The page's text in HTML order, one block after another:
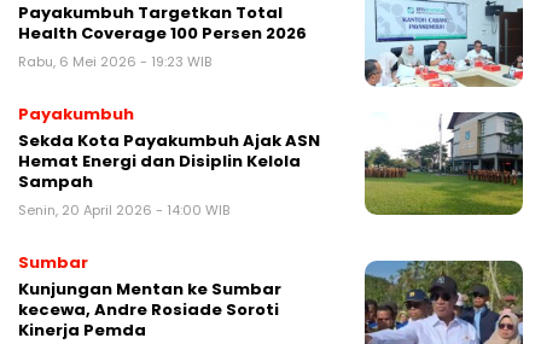
Payakumbuh Targetkan Total
Health Coverage 100 Persen 2026
Rabu, 6 Mei 2026 - 19:23 WIB
Payakumbuh
Sekda Kota Payakumbuh Ajak ASN
Hemat Energi dan Disiplin Kelola
Sampah
Senin, 20 April 2026 - 14:00 WIB
Sumbar
Kunjungan Mentan ke Sumbar
kecewa, Andre Rosiade Soroti
Kinerja Pemda